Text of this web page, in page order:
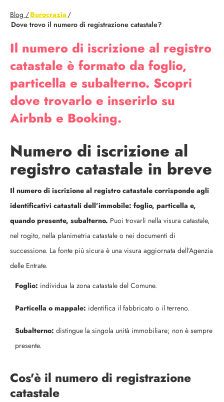
Blog /Burocrazia /
Dove trovo il numero di registrazione catastale?
Il numero di iscrizione al registro
catastale è formato da foglio,
particella e subalterno. Scopri
dove trovarlo e inserirlo su
Airbnb e Booking.
Numero di iscrizione al
registro catastale in breve
Il numero di iscrizione al registro catastale corrisponde agli
identificativi catastali dell’immobile: foglio, particella e,
quando presente, subalterno. Puoi trovarli nella visura catastale,
nel rogito, nella planimetria catastale o nei documenti di
successione. La fonte più sicura è una visura aggiornata dell’Agenzia
delle Entrate.
Foglio: individua la zona catastale del Comune.
Particella o mappale: identifica il fabbricato o il terreno.
Subalterno: distingue la singola unità immobiliare; non è sempre
presente.
Cos'è il numero di registrazione
catastale